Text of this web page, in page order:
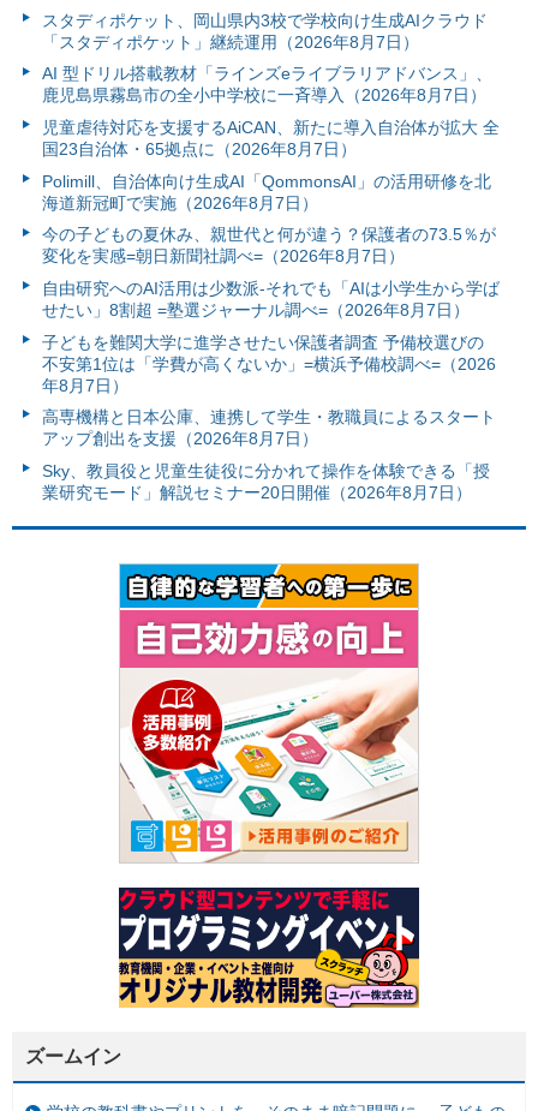
スタディポケット、岡山県内3校で学校向け生成AIクラウド
「スタディポケット」継続運用（2026年8月7日）
AI 型ドリル搭載教材「ラインズeライブラリアドバンス」、
鹿児島県霧島市の全小中学校に一斉導入（2026年8月7日）
児童虐待対応を支援するAiCAN、新たに導入自治体が拡大 全
国23自治体・65拠点に（2026年8月7日）
Polimill、自治体向け生成AI「QommonsAI」の活用研修を北
海道新冠町で実施（2026年8月7日）
今の子どもの夏休み、親世代と何が違う？保護者の73.5％が
変化を実感=朝日新聞社調べ=（2026年8月7日）
自由研究へのAI活用は少数派-それでも「AIは小学生から学ば
せたい」8割超 =塾選ジャーナル調べ=（2026年8月7日）
子どもを難関大学に進学させたい保護者調査 予備校選びの
不安第1位は「学費が高くないか」=横浜予備校調べ=（2026
年8月7日）
高専機構と日本公庫、連携して学生・教職員によるスタート
アップ創出を支援（2026年8月7日）
Sky、教員役と児童生徒役に分かれて操作を体験できる「授
業研究モード」解説セミナー20日開催（2026年8月7日）
ズームイン